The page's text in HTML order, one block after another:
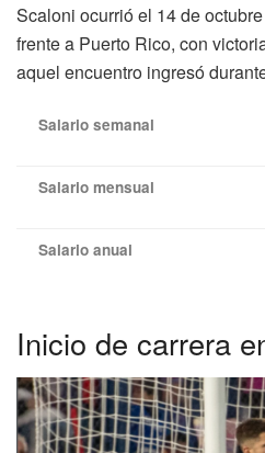
Scaloni ocurrió el 14 de
frente a Puerto Rico, con
aquel encuentro ingresó
Salario semanal
Salario mensual
Salario anual
Inicio de carrera